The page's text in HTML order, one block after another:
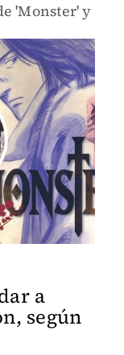
'Monster' y
a
según